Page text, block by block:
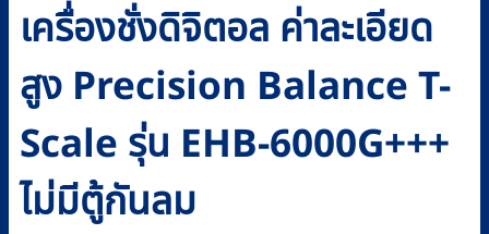
เครื่องชั่งดิจิตอล ค่าละเอียด
สูง Precision Balance T-
Scale รุ่น EHB-6000G+++
ไม่มีตู้กันลม